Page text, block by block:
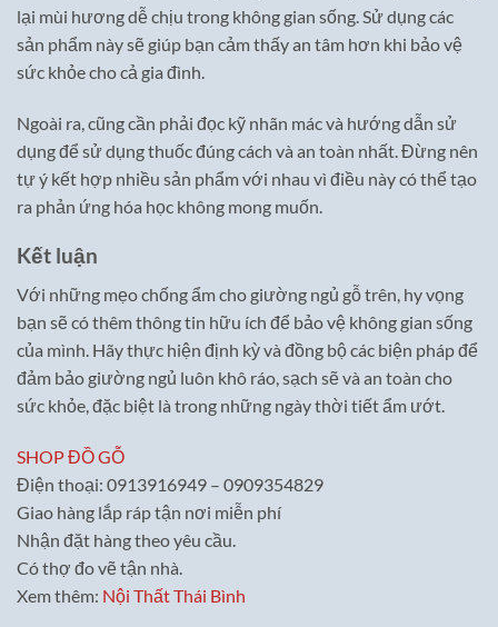
lại mùi hương dễ chịu trong không gian sống. Sử dụng các
sản phẩm này sẽ giúp bạn cảm thấy an tâm hơn khi bảo vệ
sức khỏe cho cả gia đình.
Ngoài ra, cũng cần phải đọc kỹ nhãn mác và hướng dẫn sử
dụng để sử dụng thuốc đúng cách và an toàn nhất. Đừng nên
tự ý kết hợp nhiều sản phẩm với nhau vì điều này có thể tạo
ra phản ứng hóa học không mong muốn.
Kết luận
Với những mẹo chống ẩm cho giường ngủ gỗ trên, hy vọng
bạn sẽ có thêm thông tin hữu ích để bảo vệ không gian sống
của mình. Hãy thực hiện định kỳ và đồng bộ các biện pháp để
đảm bảo giường ngủ luôn khô ráo, sạch sẽ và an toàn cho
sức khỏe, đặc biệt là trong những ngày thời tiết ẩm ướt.
SHOP ĐỒ GỖ
Điện thoại: 0913916949 – 0909354829
Giao hàng lắp ráp tận nơi miễn phí
Nhận đặt hàng theo yêu cầu.
Có thợ đo vẽ tận nhà.
Xem thêm: Nội Thất Thái Bình